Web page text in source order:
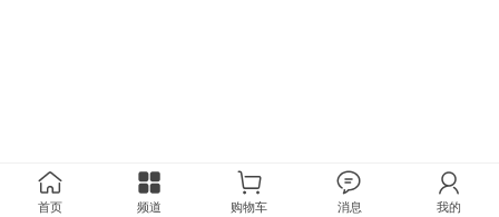
首页 频道 购物车 消息 我的